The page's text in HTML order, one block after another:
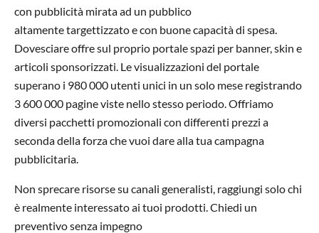
con pubblicità mirata ad un pubblico
altamente targettizzato e con buone capacità di spesa.
Dovesciare offre sul proprio portale spazi per banner, skin e
articoli sponsorizzati. Le visualizzazioni del portale
superano i 980 000 utenti unici in un solo mese registrando
3 600 000 pagine viste nello stesso periodo. Offriamo
diversi pacchetti promozionali con differenti prezzi a
seconda della forza che vuoi dare alla tua campagna
pubblicitaria.
Non sprecare risorse su canali generalisti, raggiungi solo chi
è realmente interessato ai tuoi prodotti. Chiedi un
preventivo senza impegno